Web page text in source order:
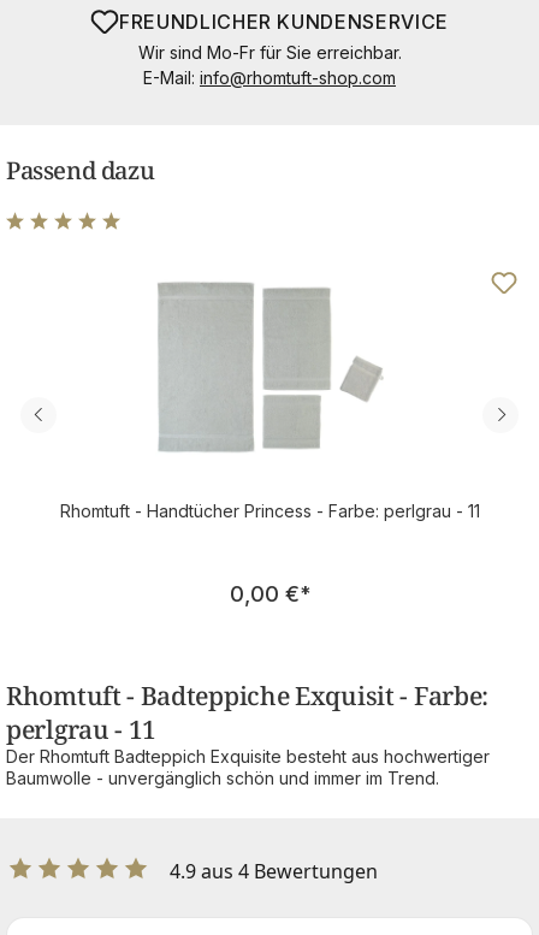
FREUNDLICHER KUNDENSERVICE
Wir sind Mo-Fr für Sie erreichbar.
E-Mail: info@rhomtuft-shop.com
Passend dazu
Rhomtuft - Handtücher Princess - Farbe: perlgrau - 11
Regulärer Preis:
0,00 €*
Rhomtuft - Badteppiche Exquisit - Farbe:
perlgrau - 11
Der Rhomtuft Badteppich Exquisite besteht aus hochwertiger
Baumwolle - unvergänglich schön und immer im Trend.
4.9 aus 4 Bewertungen